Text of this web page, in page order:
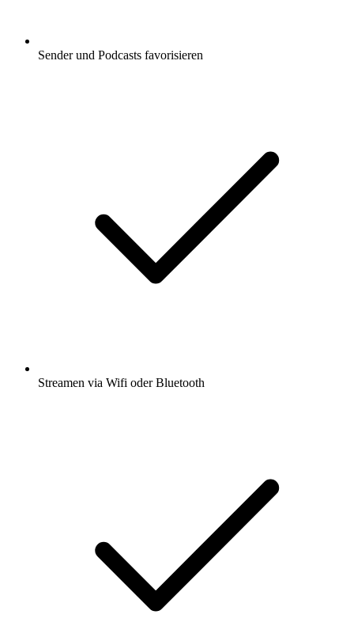
Sender und Podcasts favorisieren
Streamen via Wifi oder Bluetooth